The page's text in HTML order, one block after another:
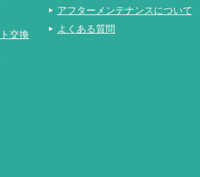
交換
アフターメンテナンスについて
よくある質問